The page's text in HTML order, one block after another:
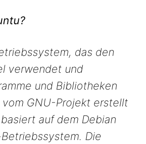
das den
verwendet und
und Bibliotheken
GNU-Projekt erstellt
auf dem Debian
Die